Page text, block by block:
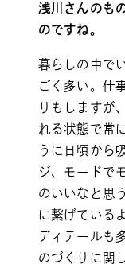
浅川さんのも
のですね。
暮らしの中で
ごく多い。仕
りもしますが
れる状態で常
うに日頃から
ジ、モードで
のいいなと思
に繋げている
ディテールも
のづくりに関